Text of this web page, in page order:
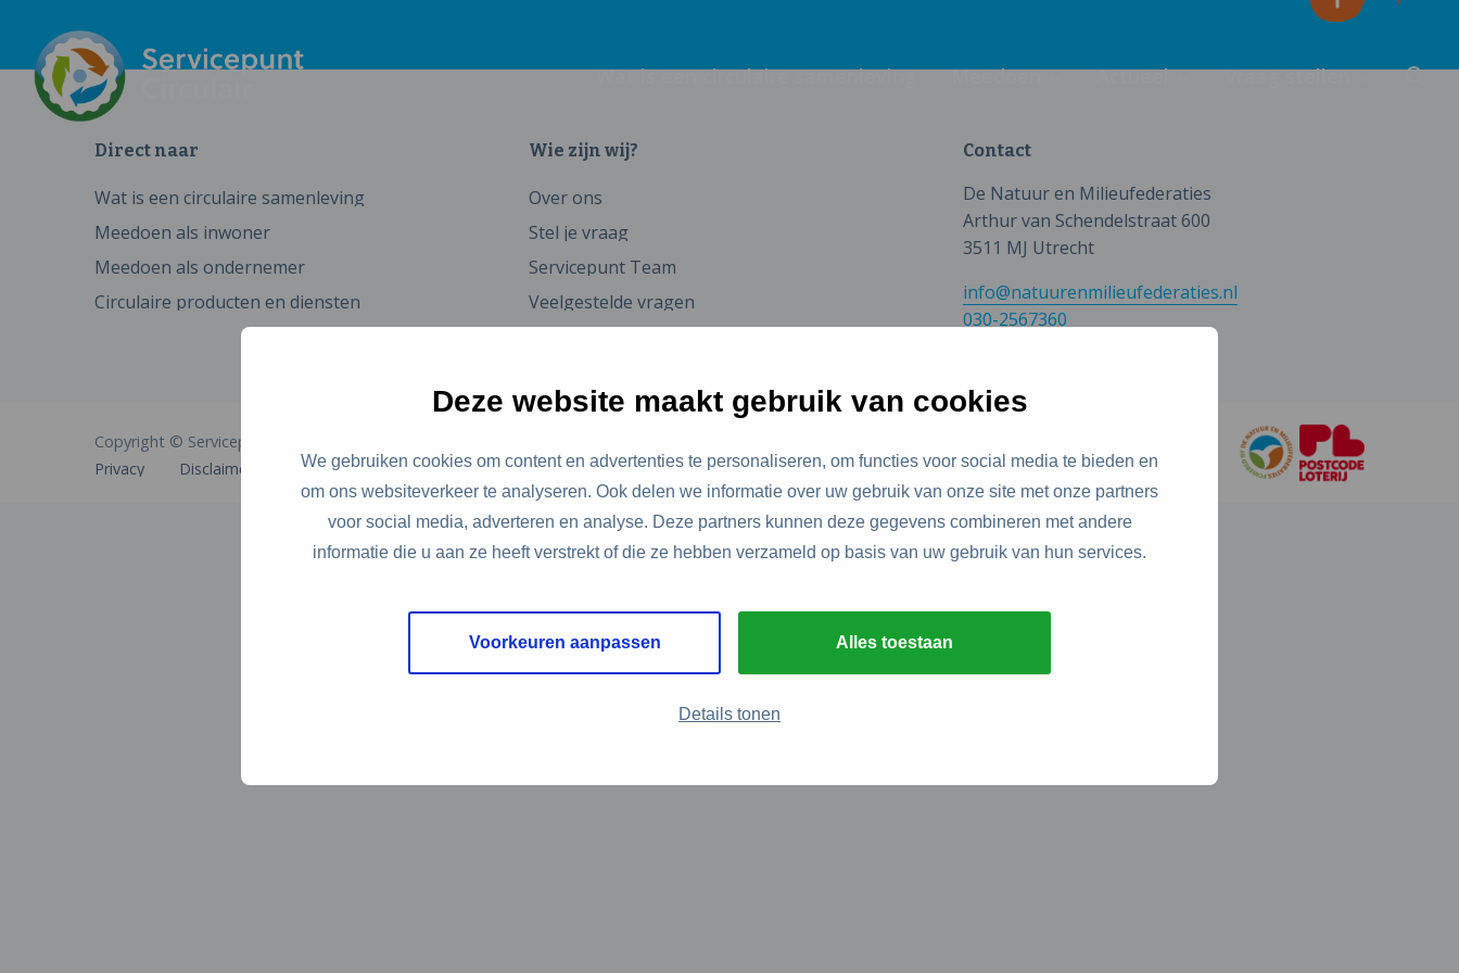
Deze website maakt gebruik van cookies
We gebruiken cookies om content en advertenties te personaliseren, om functies voor social media te bieden en
om ons websiteverkeer te analyseren. Ook delen we informatie over uw gebruik van onze site met onze partners
voor social media, adverteren en analyse. Deze partners kunnen deze gegevens combineren met andere
informatie die u aan ze heeft verstrekt of die ze hebben verzameld op basis van uw gebruik van hun services.
Voorkeuren aanpassen Alles toestaan
Details tonen
Wat is een circulaire samenleving Meedoen Actueel Vraag stellen
Direct naar
Wat is een circulaire samenleving
Meedoen als inwoner
Meedoen als ondernemer
Circulaire producten en diensten
Wie zijn wij?
Over ons
Stel je vraag
Servicepunt Team
Veelgestelde vragen
Contact
De Natuur en Milieufederaties
Arthur van Schendelstraat 600
3511 MJ Utrecht
info@natuurenmilieufederaties.nl
030-2567360
Copyright © Servicepunt Circulair
Privacy
Disclaimer Cookies Toegankelijkheid